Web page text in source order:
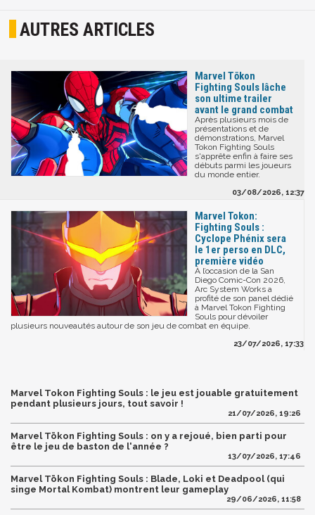
AUTRES ARTICLES
Marvel Tōkon
Fighting Souls lâche
son ultime trailer
avant le grand combat
Après plusieurs mois de
présentations et de
démonstrations, Marvel
Tokon Fighting Souls
s'apprête enfin à faire ses
débuts parmi les joueurs
du monde entier.
03/08/2026, 12:37
Marvel Tokon:
Fighting Souls :
Cyclope Phénix sera
le 1er perso en DLC,
première vidéo
À l’occasion de la San
Diego Comic-Con 2026,
Arc System Works a
profité de son panel dédié
à Marvel Tokon Fighting
Souls pour dévoiler
plusieurs nouveautés autour de son jeu de combat en équipe.
23/07/2026, 17:33
Marvel Tokon Fighting Souls : le jeu est jouable gratuitement
pendant plusieurs jours, tout savoir !
21/07/2026, 19:26
Marvel Tōkon Fighting Souls : on y a rejoué, bien parti pour
être le jeu de baston de l'année ?
13/07/2026, 17:46
Marvel Tōkon Fighting Souls : Blade, Loki et Deadpool (qui
singe Mortal Kombat) montrent leur gameplay
29/06/2026, 11:58